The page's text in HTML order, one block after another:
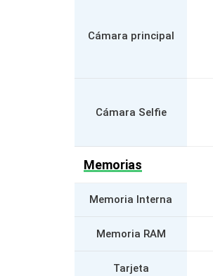
Cámara principal
Cámara Selfie
Memorias
Memoria Interna
Memoria RAM
Tarjeta